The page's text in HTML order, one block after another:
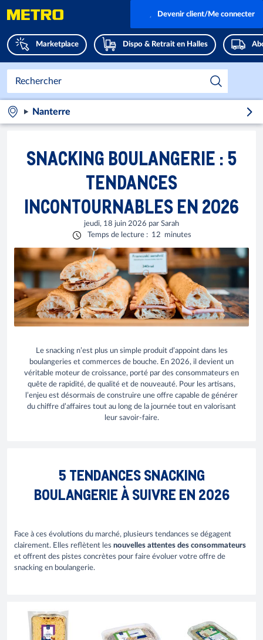
Marketplace Dispo & Retrait en Halles
Devenir client/Me connecter
Nanterre
SNACKING BOULANGERIE : 5
TENDANCES
INCONTOURNABLES EN 2026
jeudi, 18 juin 2026 par Sarah
Temps de lecture : 12 minutes
Le snacking n’est plus un simple produit d’appoint dans les
boulangeries et commerces de bouche. En 2026, il devient un
véritable moteur de croissance, porté par des consommateurs en
quête de rapidité, de qualité et de nouveauté. Pour les artisans,
l’enjeu est désormais de construire une offre capable de générer
du chiffre d’affaires tout au long de la journée tout en valorisant
leur savoir-faire.
5 TENDANCES SNACKING
BOULANGERIE À SUIVRE EN 2026
Face à ces évolutions du marché, plusieurs tendances se dégagent
clairement. Elles reflètent les nouvelles attentes des consommateurs
et offrent des pistes concrètes pour faire évoluer votre offre de
snacking en boulangerie.